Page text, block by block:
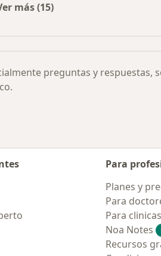
más (15)
preguntas y
Para
Planes y
Para
Para clinicas
Noa Notes
Recursos